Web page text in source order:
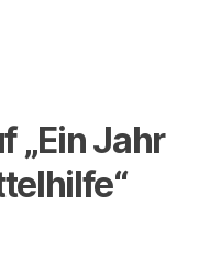
„Ein Jahr